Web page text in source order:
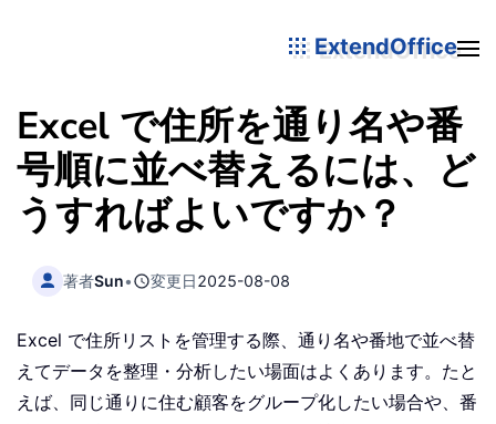
ExtendOffice
Excel で住所を通り名や番
号順に並べ替えるには、ど
うすればよいですか？
著者Sun• 変更日2025-08-08
Excel で住所リストを管理する際、通り名や番地で並べ替
えてデータを整理・分析したい場面はよくあります。たと
えば、同じ通りに住む顧客をグループ化したい場合や、番